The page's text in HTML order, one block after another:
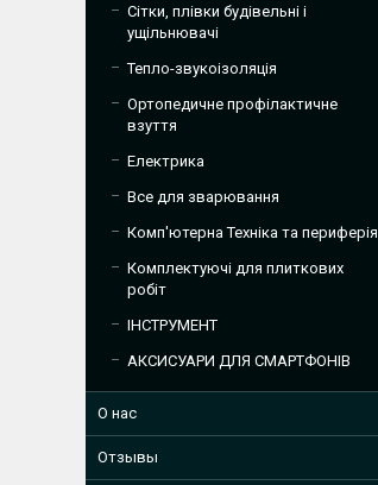
Сітки, плівки будівельні і
ущільнювачі
Тепло-звукоізоляція
Ортопедичне профілактичне
взуття
Електрика
Все для зварювання
Комп'ютерна Техніка та периферія
Комплектуючі для плиткових
робіт
ІНСТРУМЕНТ
АКСИСУАРИ ДЛЯ СМАРТФОНІВ
О нас
Отзывы